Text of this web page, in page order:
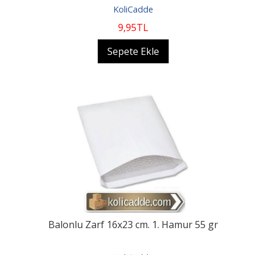
KoliCadde
9,95TL
Sepete Ekle
Balonlu Zarf 16x23 cm. 1. Hamur 55 gr